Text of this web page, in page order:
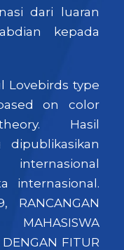
dari luaran
kepada
Lovebirds type
on color
Hasil
dipublikasikan
internasional.
RANCANGAN
FITUR